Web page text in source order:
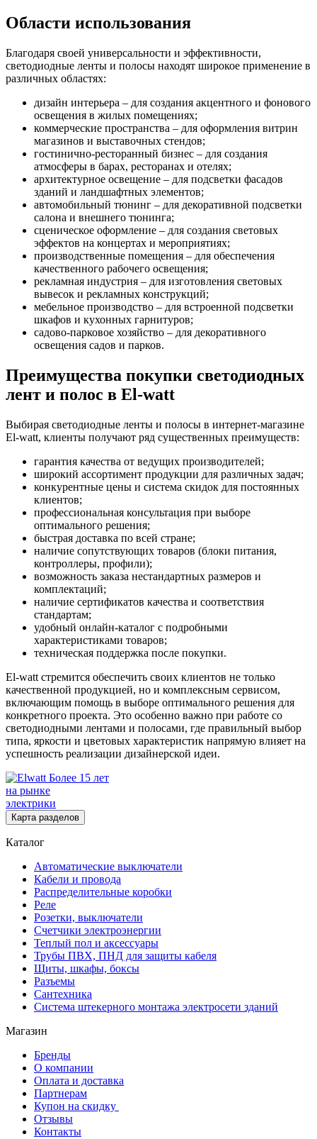
Области использования
Благодаря своей универсальности и эффективности,
светодиодные ленты и полосы находят широкое применение в
различных областях:
дизайн интерьера – для создания акцентного и фонового
освещения в жилых помещениях;
коммерческие пространства – для оформления витрин
магазинов и выставочных стендов;
гостинично-ресторанный бизнес – для создания
атмосферы в барах, ресторанах и отелях;
архитектурное освещение – для подсветки фасадов
зданий и ландшафтных элементов;
автомобильный тюнинг – для декоративной подсветки
салона и внешнего тюнинга;
сценическое оформление – для создания световых
эффектов на концертах и мероприятиях;
производственные помещения – для обеспечения
качественного рабочего освещения;
рекламная индустрия – для изготовления световых
вывесок и рекламных конструкций;
мебельное производство – для встроенной подсветки
шкафов и кухонных гарнитуров;
садово-парковое хозяйство – для декоративного
освещения садов и парков.
Преимущества покупки светодиодных
лент и полос в El-watt
Выбирая светодиодные ленты и полосы в интернет-магазине
El-watt, клиенты получают ряд существенных преимуществ:
гарантия качества от ведущих производителей;
широкий ассортимент продукции для различных задач;
конкурентные цены и система скидок для постоянных
клиентов;
профессиональная консультация при выборе
оптимального решения;
быстрая доставка по всей стране;
наличие сопутствующих товаров (блоки питания,
контроллеры, профили);
возможность заказа нестандартных размеров и
комплектаций;
наличие сертификатов качества и соответствия
стандартам;
удобный онлайн-каталог с подробными
характеристиками товаров;
техническая поддержка после покупки.
El-watt стремится обеспечить своих клиентов не только
качественной продукцией, но и комплексным сервисом,
включающим помощь в выборе оптимального решения для
конкретного проекта. Это особенно важно при работе со
светодиодными лентами и полосами, где правильный выбор
типа, яркости и цветовых характеристик напрямую влияет на
успешность реализации дизайнерской идеи.
Более 15 лет
на рынке
электрики
Карта разделов
Каталог
Автоматические выключатели
Кабели и провода
Распределительные коробки
Реле
Розетки, выключатели
Счетчики электроэнергии
Теплый пол и аксессуары
Трубы ПВХ, ПНД для защиты кабеля
Щиты, шкафы, боксы
Разъемы
Сантехника
Система штекерного монтажа электросети зданий
Магазин
Бренды
О компании
Оплата и доставка
Партнерам
Купон на скидку
Отзывы
Контакты